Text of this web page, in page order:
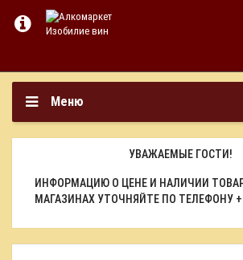
Меню
УВАЖАЕМЫЕ ГОСТИ!
ИНФОРМАЦИЮ О ЦЕНЕ И НАЛИЧИИ
МАГАЗИНАХ УТОЧНЯЙТЕ ПО ТЕЛЕФОНУ